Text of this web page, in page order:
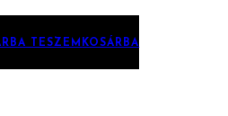
TESZEM KOSÁRBA